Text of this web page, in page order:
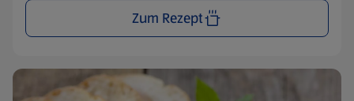
Zum Rezept